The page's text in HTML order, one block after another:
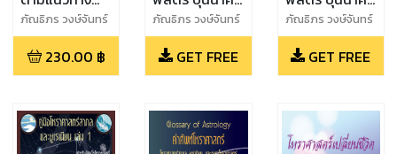
อาจารย์ พลตรี
บุนนาค ทอง
เนียม
ภัณธิภร วงษ์จันทร์
เพ็ญ
230.00 ฿
ทองเนียม ปี
2559
ภัณธิภร วงษ์จันทร์
เพ็ญ
GET FREE
ทองเนียม
ภัณธิภร วงษ์จันทร์
เพ็ญ
GET FREE